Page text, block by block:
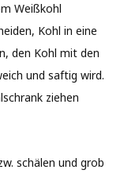
Weißkohl
Kohl in eine
den Kohl mit den
und saftig wird.
ziehen
schälen und grob